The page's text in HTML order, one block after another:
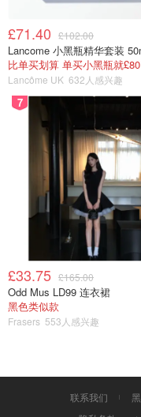
芒果糯米饭（Kao
£71.40 £102.00
比单买划算 单买小黑瓶就£80
Lancôme UK 632人感兴趣
7
£33.75 £165.00
Odd Mus LD99 连衣裙
黑色类似款
Frasers 553人感兴趣
联系我们